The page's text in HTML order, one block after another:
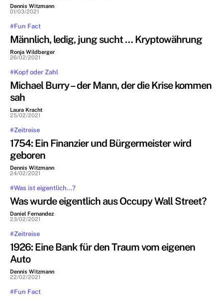
Dennis Witzmann -
01/03/2021
#Fun Fact
Männlich, ledig, jung sucht … Kryptowährung
Ronja Wildberger -
26/02/2021
#Kopf oder Zahl
Michael Burry – der Mann, der die Krise kommen
sah
Laura Kracht -
25/02/2021
#Zeitreise
1754: Ein Finanzier und Bürgermeister wird
geboren
Dennis Witzmann -
24/02/2021
#Was ist eigentlich...?
Was wurde eigentlich aus Occupy Wall Street?
Daniel Fernandez -
23/02/2021
#Zeitreise
1926: Eine Bank für den Traum vom eigenen
Auto
Dennis Witzmann -
22/02/2021
#Fun Fact